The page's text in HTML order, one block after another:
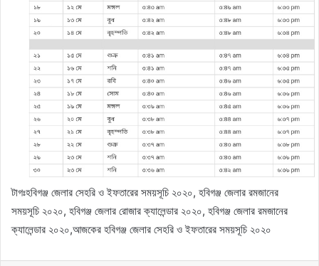
টাগঃহবিগঞ্জ জেলার সেহরি ও ইফতারের সময়সূচি ২০২০, হবিগঞ্জ জেলার রমজানের
সময়সূচি ২০২০, হবিগঞ্জ জেলার রোজার ক্যালেন্ডার ২০২০, হবিগঞ্জ জেলার রমজানের
ক্যালেন্ডার ২০২০,আজকের হবিগঞ্জ জেলার সেহরি ও ইফতারের সময়সূচি ২০২০